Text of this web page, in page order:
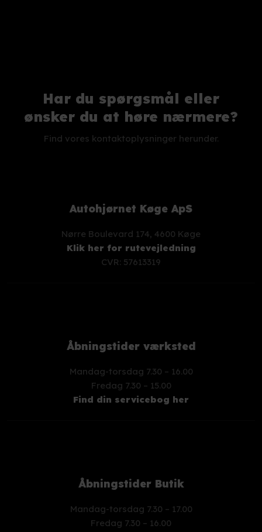
Har du spørgsmål eller
​ønsker du at høre nærmere?
Find vores kontaktoplysninger herunder.
Autohjørnet Køge ApS
Nørre Boulevard 174, 4600 Køge
Klik her for rutevejledning
CVR: 57613319
Åbningstider værksted
Mandag-torsdag 7.30 – 16.00
​Fredag 7.30 – 15.00
Find din servicebog her
Åbningstider Butik
Mandag-torsdag 7.30 – 17.00
​Fredag 7.30 – 16.00